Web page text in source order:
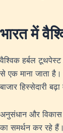
भारत में
वैश्विक हर्बल
से एक माना जाता
बाजार हिस्सेदारी बढ़ा
अनुसंधान और विकास
का समर्थन कर रहे